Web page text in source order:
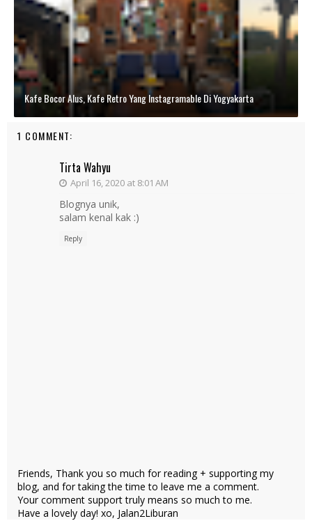
Kafe Bocor Alus, Kafe Retro Yang Instagramable Di Yogyakarta
1 COMMENT:
Tirta Wahyu
April 16, 2020 at 8:01 AM
Blognya unik,
salam kenal kak :)
Reply
Friends, Thank you so much for reading + supporting my
blog, and for taking the time to leave me a comment.
Your comment support truly means so much to me.
Have a lovely day! xo, Jalan2Liburan